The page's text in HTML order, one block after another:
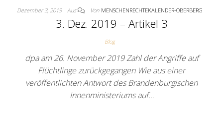
Dezember 3, 2019 Aus Von MENSCHENRECHTEKALENDER-OBERBERG
3. Dez. 2019 – Artikel 3
Blog
dpa am 26. November 2019 Zahl der Angriffe auf
Flüchtlinge zurückgegangen Wie aus einer
veröffentlichten Antwort des Brandenburgischen
Innenministeriums auf…